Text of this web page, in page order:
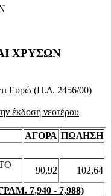
ΧΡΥΣΩΝ
Ευρώ (Π.Δ. 2456/00)
έκδοση νεοτέρου
ΑΓΟΡΑ ΠΩΛΗΣΗ
90,92
102,64
7,940 - 7,988)